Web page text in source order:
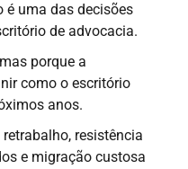
é uma das decisões
de advocacia.
porque a
como o escritório
anos.
resistência
e migração custosa